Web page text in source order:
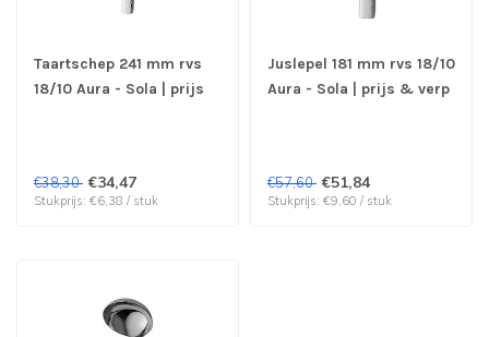
Taartschep 241 mm rvs
18/10 Aura - Sola | prijs
€38,30 €34,47
Stukprijs: €6,38 / stuk
Juslepel 181 mm rvs 18/10
Aura - Sola | prijs & verp
€57,60 €51,84
Stukprijs: €9,60 / stuk